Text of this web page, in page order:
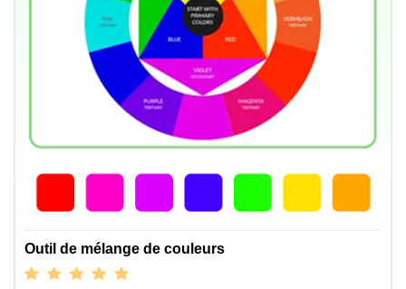
Outil de mélange de couleurs